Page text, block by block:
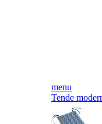
menu
Tende